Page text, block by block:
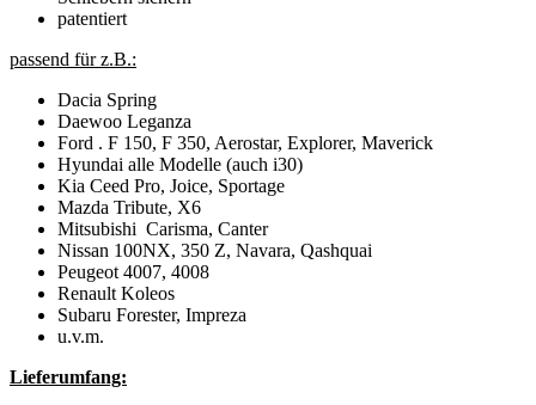
patentiert
passend für z.B.:
Dacia Spring
Daewoo Leganza
Ford . F 150, F 350, Aerostar, Explorer, Maverick
Hyundai alle Modelle (auch i30)
Kia Ceed Pro, Joice, Sportage
Mazda Tribute, X6
Mitsubishi Carisma, Canter
Nissan 100NX, 350 Z, Navara, Qashquai
Peugeot 4007, 4008
Renault Koleos
Subaru Forester, Impreza
u.v.m.
Lieferumfang: